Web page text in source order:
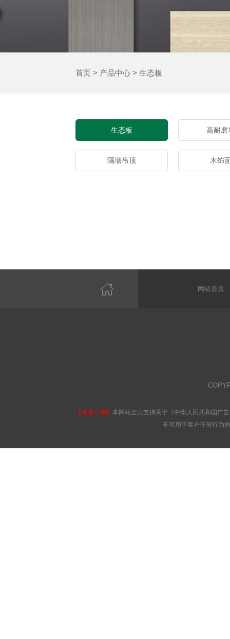
首页> 产品中心> 生态板
生态板 高耐磨
隔墙吊顶 木饰
网站首页
【免责声明】 本网站全力支持关于《中华人民共和国广
不可用于客户任何行为